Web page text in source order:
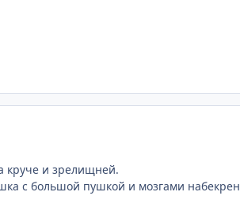
круче и зрелищней.
с большой пушкой и мозгами